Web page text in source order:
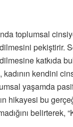
toplumsal
pekiştirir.
katkıda
kendini
yaşamda
hikayesi bu